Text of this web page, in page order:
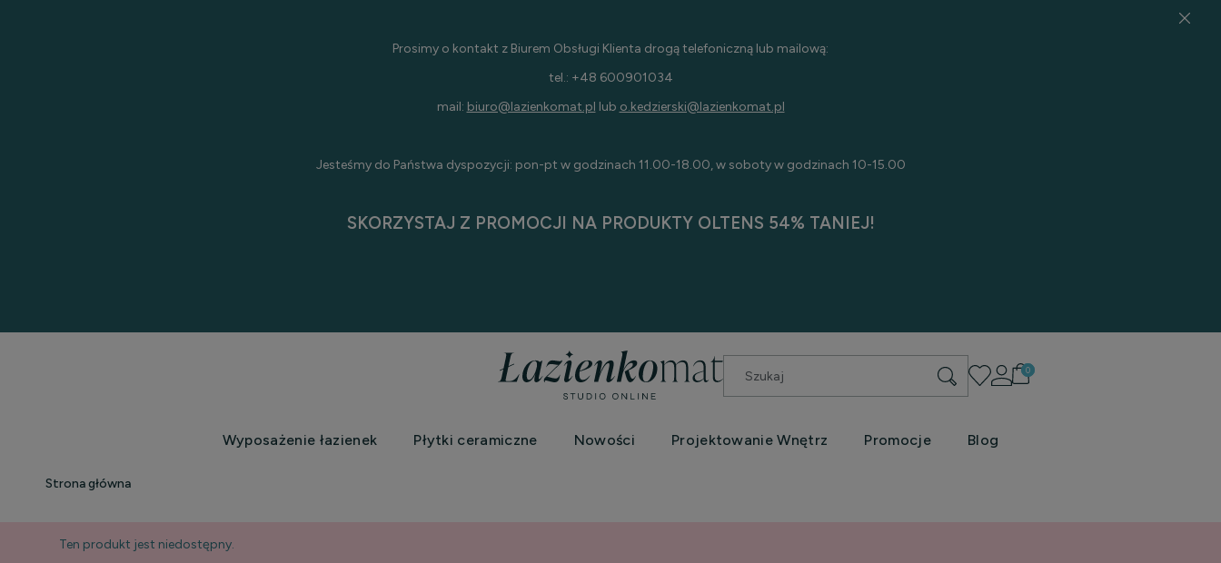
Prosimy o kontakt z Biurem Obsługi Klienta drogą telefoniczną lub mailową:
tel.: +48 600901034
mail: biuro@lazienkomat.pl lub o.kedzierski@lazienkomat.pl
Jesteśmy do Państwa dyspozycji: pon-pt w godzinach 11.00-18.00, w soboty w godzinach 10-15.00
SKORZYSTAJ Z PROMOCJI NA PRODUKTY OLTENS 54% TANIEJ!
Wyposażenie łazienek Płytki ceramiczne Nowości Projektowanie Wnętrz Promocje Blog
Strona główna
Ten produkt jest niedostępny.